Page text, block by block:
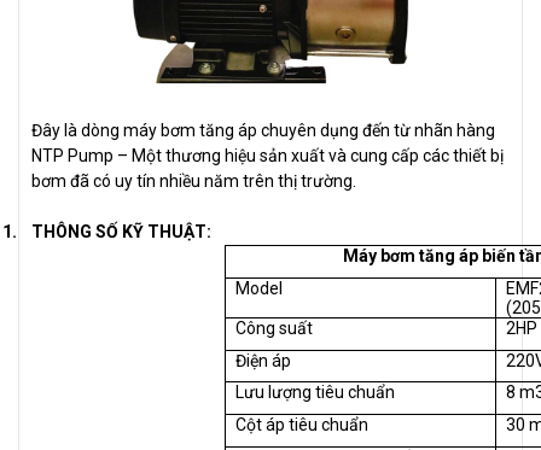
Đây là dòng máy bơm tăng áp chuyên dụng đến từ nhãn hàng
NTP Pump – Một thương hiệu sản xuất và cung cấp các thiết bị
bơm đã có uy tín nhiều năm trên thị trường.
1.
THÔNG SỐ KỸ THUẬT:
Máy bơm tăng áp biến
Model
Công suất
2HP
Điện áp
Lưu lượng tiêu chuẩn
8
Cột áp tiêu chuẩn
30